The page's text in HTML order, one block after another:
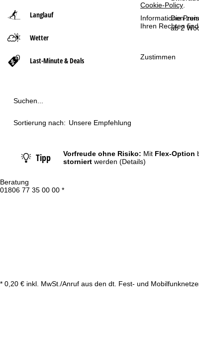
Cookie-Policy
Informationen
Ihren Rechten
Zustimmen
Beratung
01806 77 35 00 00 *
* 0,20 € inkl. MwSt./Anruf aus den dt. Fest- und
Langlauf
Wetter
Last-Minute & Deals
t
Die
ab 2
Suchen...
Sortierung nach: Unsere Empfehlung
Tipp Vorfreude ohne Risiko: Mit Flex-Option
storniertwerden (Details)